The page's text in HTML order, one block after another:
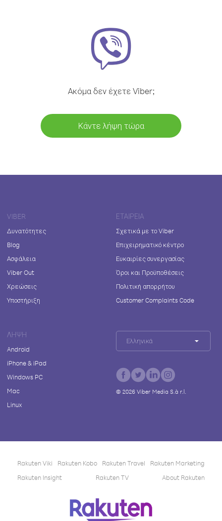
Ακόμα δεν έχετε Viber;
Κάντε λήψη τώρα
VIBER
Δυνατότητες
Blog
Ασφάλεια
Viber Out
Χρεώσεις
Υποστήριξη
ΕΤΑΙΡΕΊΑ
Σχετικά με το Viber
Επιχειρηματικό κέντρο
Ευκαιρίες συνεργασίας
Όροι και Προϋποθέσεις
Πολιτική απορρήτου
Customer Complaints Code
ΛΉΨΗ
Android
iPhone & iPad
Windows PC
Mac
Linux
Ελληνικά
© 2026Viber Media S.à r.l.
Rakuten Viki Rakuten Kobo Rakuten Travel
Rakuten Marketing
Rakuten Insight
Rakuten TV About Rakuten